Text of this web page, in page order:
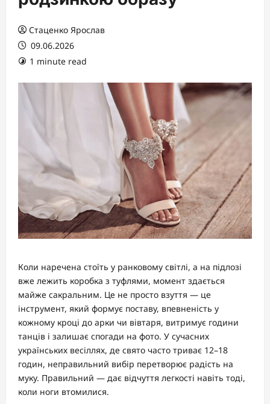
Стаценко Ярослав
09.06.2026
1 minute read
Коли наречена стоїть у ранковому світлі, а на підлозі
вже лежить коробка з туфлями, момент здається
майже сакральним. Це не просто взуття — це
інструмент, який формує поставу, впевненість у
кожному кроці до арки чи вівтаря, витримує години
танців і залишає спогади на фото. У сучасних
українських весіллях, де свято часто триває 12–18
годин, неправильний вибір перетворює радість на
муку. Правильний — дає відчуття легкості навіть тоді,
коли ноги втомилися.